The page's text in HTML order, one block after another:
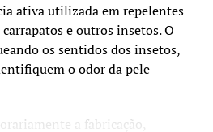
de vacinação contra
de dezembro de 2026 para
que ainda não receberam a
ativa utilizada em repelentes
e outros insetos. O
os sentidos dos insetos,
o odor da pele
a fabricação,